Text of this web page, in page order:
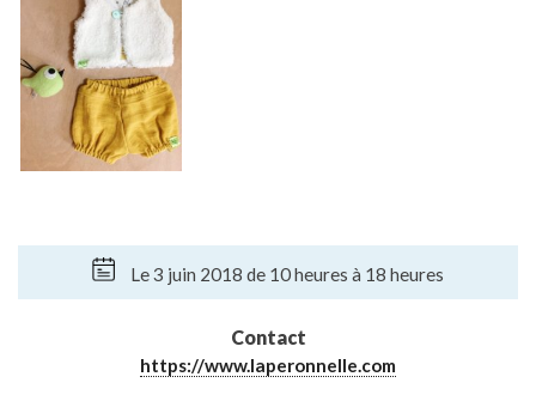
Le 3 juin 2018 de 10 heures à 18 heures
Contact
https://www.laperonnelle.com